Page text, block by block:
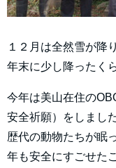
１２月は全然雪が降
年末に少し降ったく
今年は美山在住の
安全祈願）をしました
歴代の動物たちが眠
年も安全にすごせた